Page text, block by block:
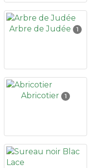
Arbre de Judée 1
Abricotier 1